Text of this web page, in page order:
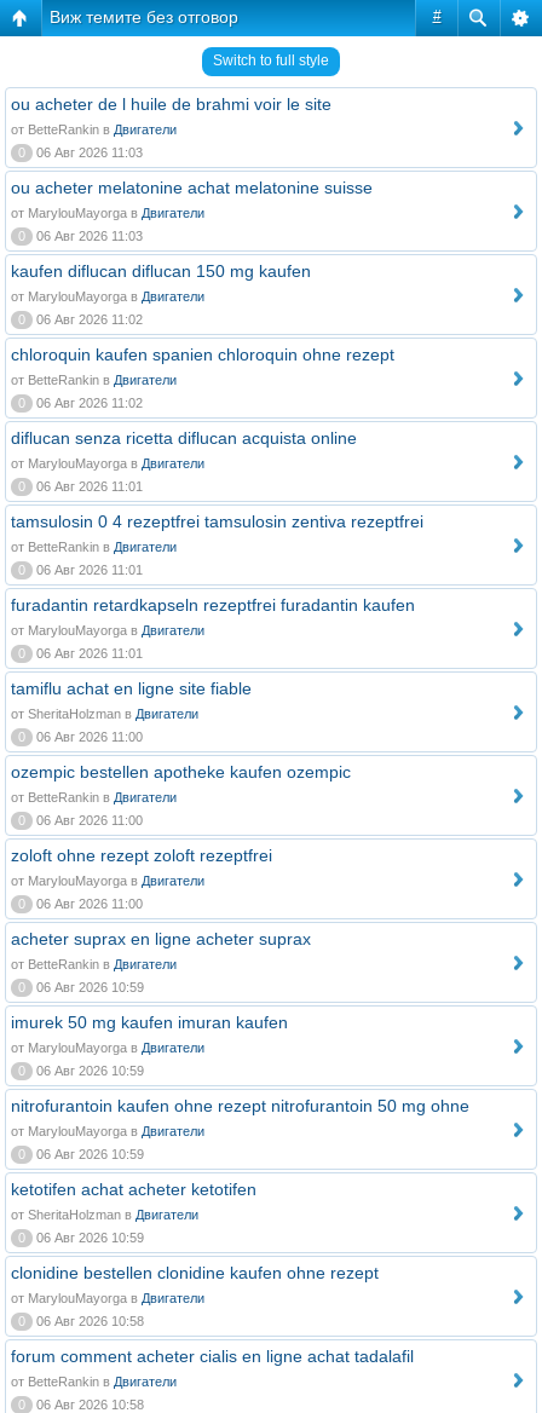
#
Виж темите без отговор
Switch to full style
ou acheter de l huile de brahmi voir le site
от BetteRankin в Двигатели
0
06 Авг 2026 11:03
ou acheter melatonine achat melatonine suisse
от MarylouMayorga в Двигатели
0
06 Авг 2026 11:03
kaufen diflucan diflucan 150 mg kaufen
от MarylouMayorga в Двигатели
0
06 Авг 2026 11:02
chloroquin kaufen spanien chloroquin ohne rezept
от BetteRankin в Двигатели
0
06 Авг 2026 11:02
diflucan senza ricetta diflucan acquista online
от MarylouMayorga в Двигатели
0
06 Авг 2026 11:01
tamsulosin 0 4 rezeptfrei tamsulosin zentiva rezeptfrei
от BetteRankin в Двигатели
0
06 Авг 2026 11:01
furadantin retardkapseln rezeptfrei furadantin kaufen
от MarylouMayorga в Двигатели
0
06 Авг 2026 11:01
tamiflu achat en ligne site fiable
от SheritaHolzman в Двигатели
0
06 Авг 2026 11:00
ozempic bestellen apotheke kaufen ozempic
от BetteRankin в Двигатели
0
06 Авг 2026 11:00
zoloft ohne rezept zoloft rezeptfrei
от MarylouMayorga в Двигатели
0
06 Авг 2026 11:00
acheter suprax en ligne acheter suprax
от BetteRankin в Двигатели
0
06 Авг 2026 10:59
imurek 50 mg kaufen imuran kaufen
от MarylouMayorga в Двигатели
0
06 Авг 2026 10:59
nitrofurantoin kaufen ohne rezept nitrofurantoin 50 mg ohne
от MarylouMayorga в Двигатели
0
06 Авг 2026 10:59
ketotifen achat acheter ketotifen
от SheritaHolzman в Двигатели
0
06 Авг 2026 10:59
clonidine bestellen clonidine kaufen ohne rezept
от MarylouMayorga в Двигатели
0
06 Авг 2026 10:58
forum comment acheter cialis en ligne achat tadalafil
от BetteRankin в Двигатели
0
06 Авг 2026 10:58